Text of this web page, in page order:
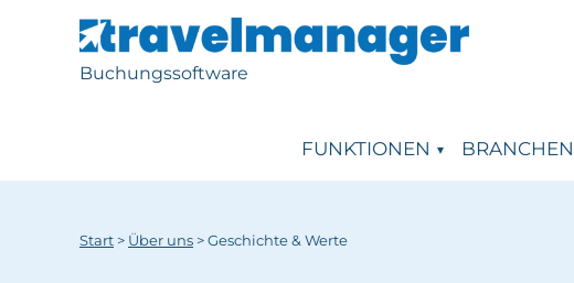
Buchungssoftware
FUNKTIONEN BRANCHEN
Start > Über uns > Geschichte & Werte